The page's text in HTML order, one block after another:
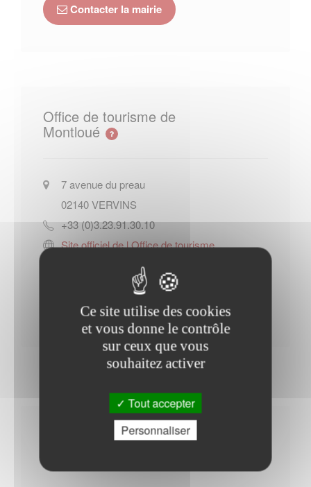
Contacter la mairie
Office de tourisme de
Montloué
7 avenue du preau
02140VERVINS
+33 (0)3.23.91.30.10
Site officiel de l Office de tourisme
Contacter l'office de tourisme
Horaires Mairie
Ce site utilise des cookies
et vous donne le contrôle
sur ceux que vous
souhaitez activer
Tout accepter
Personnaliser